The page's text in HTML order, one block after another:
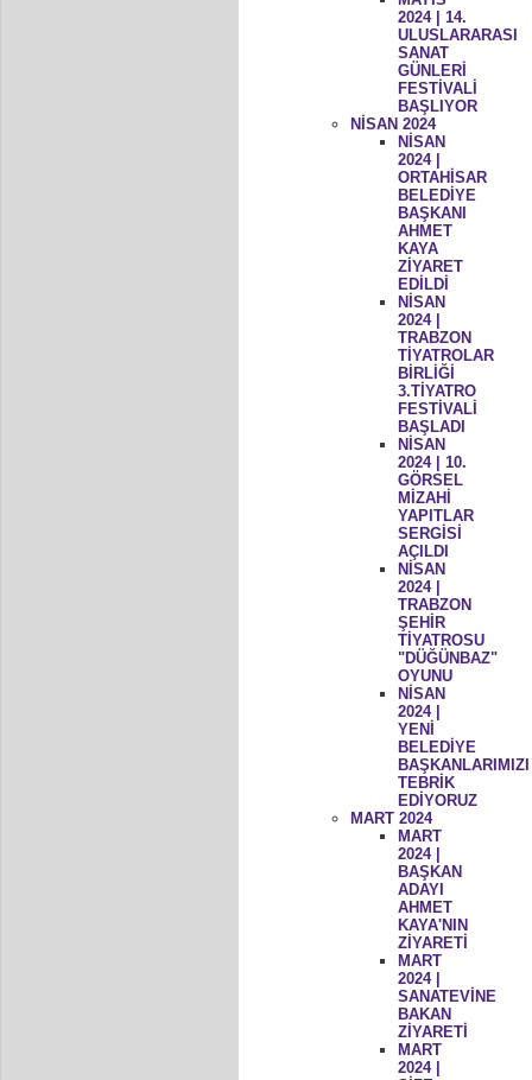
2024 | 14.
ULUSLARARASI
SANAT
GÜNLERİ
FESTİVALİ
BAŞLIYOR
NİSAN 2024
NİSAN
2024 |
ORTAHİSAR
BELEDİYE
BAŞKANI
AHMET
KAYA
ZİYARET
EDİLDİ
NİSAN
2024 |
TRABZON
TİYATROLAR
BİRLİĞİ
3.TİYATRO
FESTİVALİ
BAŞLADI
NİSAN
2024 | 10.
GÖRSEL
MİZAHİ
YAPITLAR
SERGİSİ
AÇILDI
NİSAN
2024 |
TRABZON
ŞEHİR
TİYATROSU
"DÜĞÜNBAZ"
OYUNU
NİSAN
2024 |
YENİ
BELEDİYE
BAŞKANLARIMIZI
TEBRİK
EDİYORUZ
MART 2024
MART
2024 |
BAŞKAN
ADAYI
AHMET
KAYA'NIN
ZİYARETİ
MART
2024 |
SANATEVİNE
BAKAN
ZİYARETİ
MART
2024 |